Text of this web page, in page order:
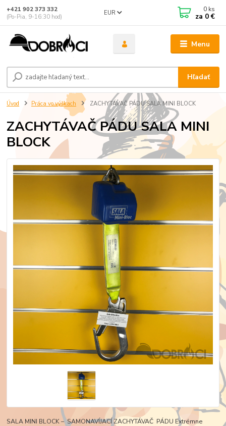
Menu
EUR
Hľadať
+421 902 373 332
(Po-Pia, 9-16:30 hod)
0 ks
za 0 €
Úvod Práca vo výškach ZACHYTÁVAČ PÁDU SALA MINI BLOCK
ZACHYTÁVAČ PÁDU SALA MINI
BLOCK
SALA MINI BLOCK – SAMONAVÍJACÍ ZACHYTÁVAČ PÁDU Extrémne